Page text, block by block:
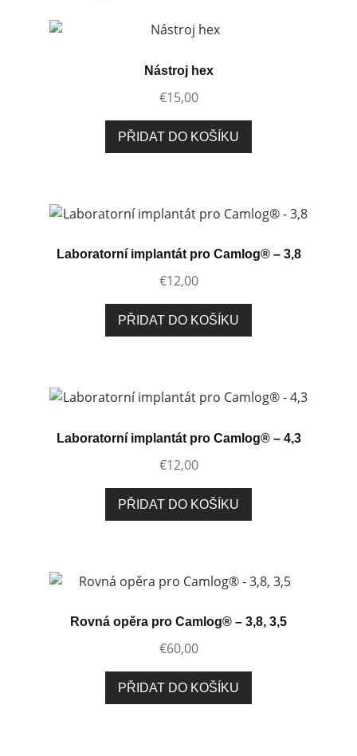
Nástroj hex
€15,00
PŘIDAT DO KOŠÍKU
Laboratorní implantát pro Camlog® – 3,8
€12,00
PŘIDAT DO KOŠÍKU
Laboratorní implantát pro Camlog® – 4,3
€12,00
PŘIDAT DO KOŠÍKU
Rovná opěra pro Camlog® – 3,8, 3,5
€60,00
PŘIDAT DO KOŠÍKU